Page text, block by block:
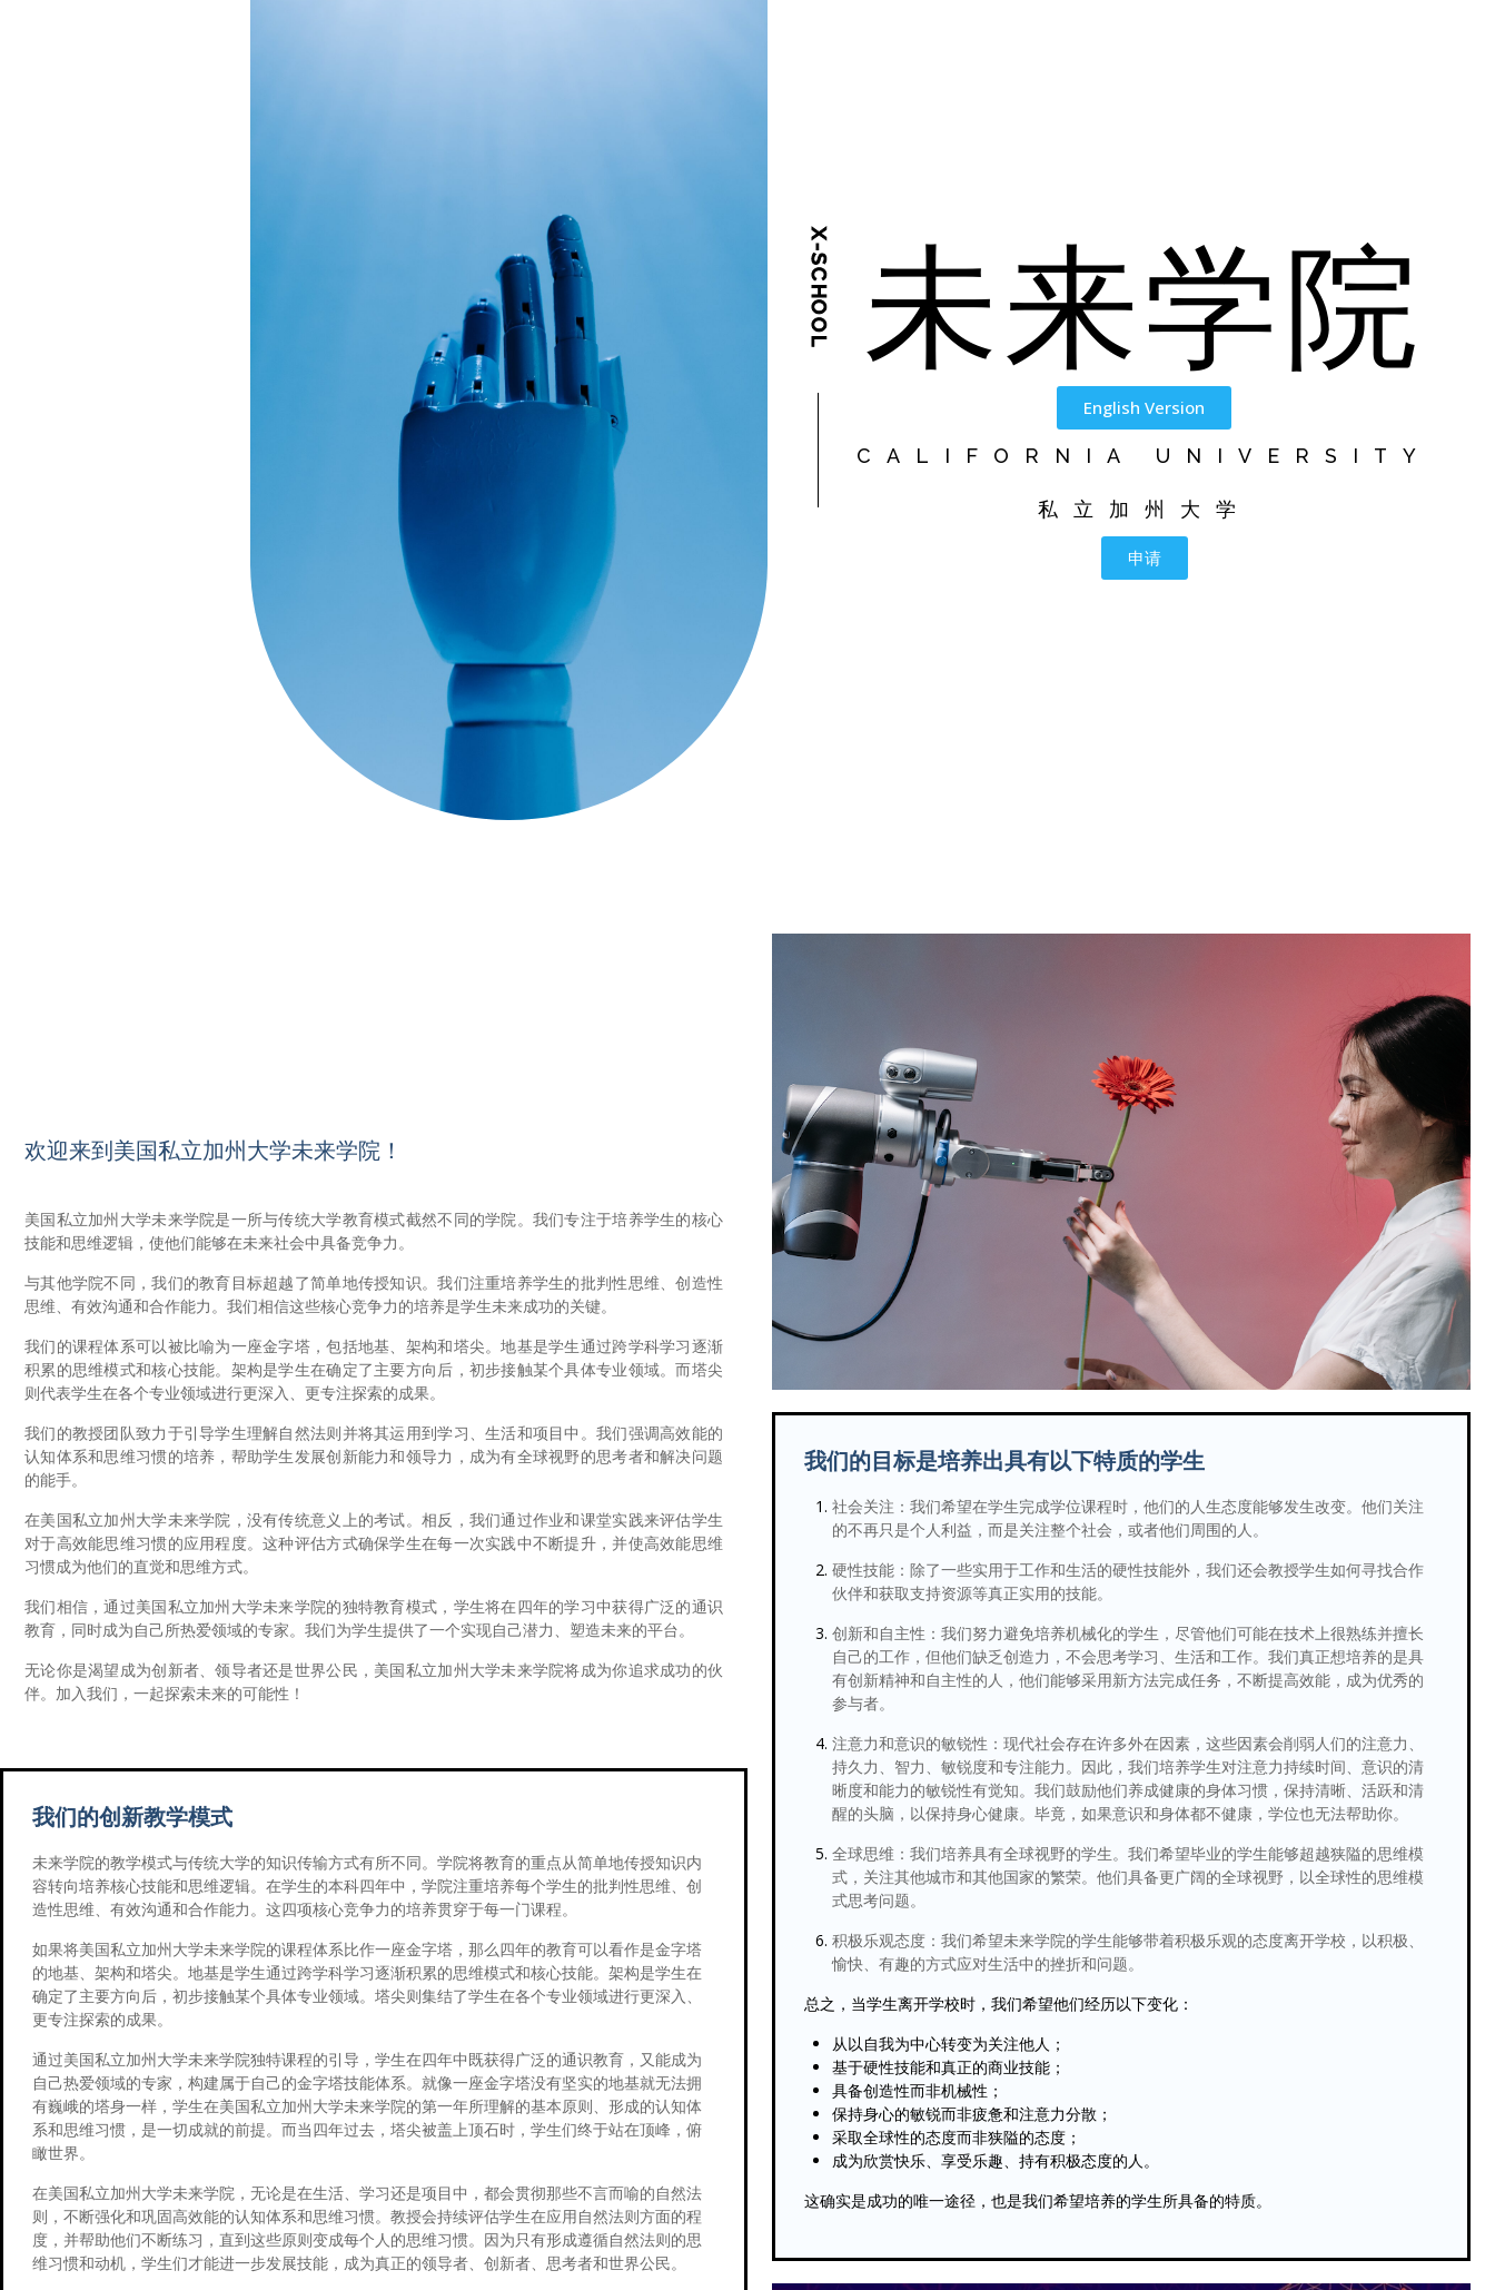
X-SCHOOL 未来学院
English Version
CALIFORNIA UNIVERSITY
私立加州大学
申请
欢迎来到美国私立加州大学未来学院！
美国私立加州大学未来学院是一所与传统大学教育模式截然不同的学院。我们专注于培养学生的核心
技能和思维逻辑，使他们能够在未来社会中具备竞争力。
与其他学院不同，我们的教育目标超越了简单地传授知识。我们注重培养学生的批判性思维、创造性
思维、有效沟通和合作能力。我们相信这些核心竞争力的培养是学生未来成功的关键。
我们的课程体系可以被比喻为一座金字塔，包括地基、架构和塔尖。地基是学生通过跨学科学习逐渐
积累的思维模式和核心技能。架构是学生在确定了主要方向后，初步接触某个具体专业领域。而塔尖
则代表学生在各个专业领域进行更深入、更专注探索的成果。
我们的教授团队致力于引导学生理解自然法则并将其运用到学习、生活和项目中。我们强调高效能的
认知体系和思维习惯的培养，帮助学生发展创新能力和领导力，成为有全球视野的思考者和解决问题
的能手。
在美国私立加州大学未来学院，没有传统意义上的考试。相反，我们通过作业和课堂实践来评估学生
对于高效能思维习惯的应用程度。这种评估方式确保学生在每一次实践中不断提升，并使高效能思维
习惯成为他们的直觉和思维方式。
我们相信，通过美国私立加州大学未来学院的独特教育模式，学生将在四年的学习中获得广泛的通识
教育，同时成为自己所热爱领域的专家。我们为学生提供了一个实现自己潜力、塑造未来的平台。
无论你是渴望成为创新者、领导者还是世界公民，美国私立加州大学未来学院将成为你追求成功的伙
伴。加入我们，一起探索未来的可能性！
我们的创新教学模式
未来学院的教学模式与传统大学的知识传输方式有所不同。学院将教育的重点从简单地传授知识内
容转向培养核心技能和思维逻辑。在学生的本科四年中，学院注重培养每个学生的批判性思维、创
造性思维、有效沟通和合作能力。这四项核心竞争力的培养贯穿于每一门课程。
如果将美国私立加州大学未来学院的课程体系比作一座金字塔，那么四年的教育可以看作是金字塔
的地基、架构和塔尖。地基是学生通过跨学科学习逐渐积累的思维模式和核心技能。架构是学生在
确定了主要方向后，初步接触某个具体专业领域。塔尖则集结了学生在各个专业领域进行更深入、
更专注探索的成果。
通过美国私立加州大学未来学院独特课程的引导，学生在四年中既获得广泛的通识教育，又能成为
自己热爱领域的专家，构建属于自己的金字塔技能体系。就像一座金字塔没有坚实的地基就无法拥
有巍峨的塔身一样，学生在美国私立加州大学未来学院的第一年所理解的基本原则、形成的认知体
系和思维习惯，是一切成就的前提。而当四年过去，塔尖被盖上顶石时，学生们终于站在顶峰，俯
瞰世界。
在美国私立加州大学未来学院，无论是在生活、学习还是项目中，都会贯彻那些不言而喻的自然法
则，不断强化和巩固高效能的认知体系和思维习惯。教授会持续评估学生在应用自然法则方面的程
度，并帮助他们不断练习，直到这些原则变成每个人的思维习惯。因为只有形成遵循自然法则的思
维习惯和动机，学生们才能进一步发展技能，成为真正的领导者、创新者、思考者和世界公民。
我们的目标是培养出具有以下特质的学生
社会关注：我们希望在学生完成学位课程时，他们的人生态度能够发生改变。他们关注
的不再只是个人利益，而是关注整个社会，或者他们周围的人。
硬性技能：除了一些实用于工作和生活的硬性技能外，我们还会教授学生如何寻找合作
伙伴和获取支持资源等真正实用的技能。
创新和自主性：我们努力避免培养机械化的学生，尽管他们可能在技术上很熟练并擅长
自己的工作，但他们缺乏创造力，不会思考学习、生活和工作。我们真正想培养的是具
有创新精神和自主性的人，他们能够采用新方法完成任务，不断提高效能，成为优秀的
参与者。
注意力和意识的敏锐性：现代社会存在许多外在因素，这些因素会削弱人们的注意力、
持久力、智力、敏锐度和专注能力。因此，我们培养学生对注意力持续时间、意识的清
晰度和能力的敏锐性有觉知。我们鼓励他们养成健康的身体习惯，保持清晰、活跃和清
醒的头脑，以保持身心健康。毕竟，如果意识和身体都不健康，学位也无法帮助你。
全球思维：我们培养具有全球视野的学生。我们希望毕业的学生能够超越狭隘的思维模
式，关注其他城市和其他国家的繁荣。他们具备更广阔的全球视野，以全球性的思维模
式思考问题。
积极乐观态度：我们希望未来学院的学生能够带着积极乐观的态度离开学校，以积极、
愉快、有趣的方式应对生活中的挫折和问题。
总之，当学生离开学校时，我们希望他们经历以下变化：
从以自我为中心转变为关注他人；
基于硬性技能和真正的商业技能；
具备创造性而非机械性；
保持身心的敏锐而非疲惫和注意力分散；
采取全球性的态度而非狭隘的态度；
成为欣赏快乐、享受乐趣、持有积极态度的人。
这确实是成功的唯一途径，也是我们希望培养的学生所具备的特质。